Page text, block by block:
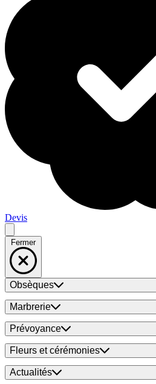
Devis
Fermer
Obsèques
Marbrerie
Prévoyance
Fleurs et cérémonies
Actualités